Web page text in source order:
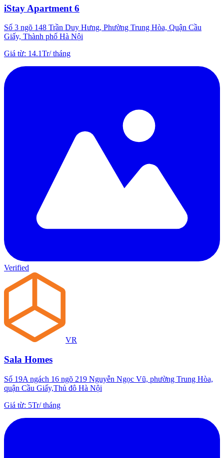
iStay Apartment 6
Số 3 ngõ 148 Trần Duy Hưng, Phường Trung Hòa, Quận Cầu
Giấy, Thành phố Hà Nội
Giá từ: 14.1Tr/tháng
Verified
VR
Sala Homes
Số 19A ngách 16 ngõ 219 Nguyễn Ngọc Vũ, phường Trung Hòa,
quận Cầu Giấy,Thủ đô Hà Nội
Giá từ: 5Tr/tháng